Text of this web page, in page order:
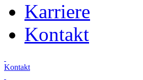
Karriere
Kontakt
Kontakt